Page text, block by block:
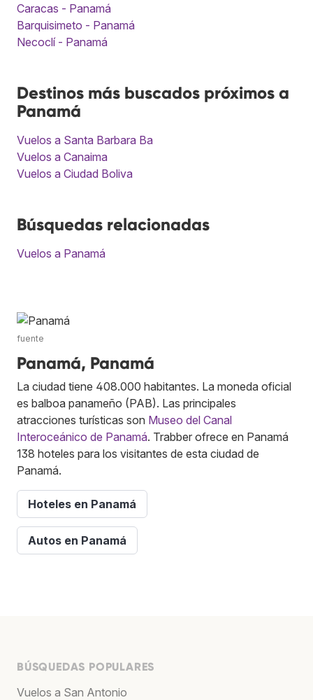
Caracas - Panamá
Barquisimeto - Panamá
Necoclí - Panamá
Destinos más buscados próximos a
Panamá
Vuelos a Santa Barbara Ba
Vuelos a Canaima
Vuelos a Ciudad Boliva
Búsquedas relacionadas
Vuelos a Panamá
fuente
Panamá, Panamá
La ciudad tiene 408.000 habitantes. La moneda oficial
es balboa panameño (PAB). Las principales
atracciones turísticas son Museo del Canal
Interoceánico de Panamá. Trabber ofrece en Panamá
138 hoteles para los visitantes de esta ciudad de
Panamá.
Hoteles en Panamá
Autos en Panamá
BÚSQUEDAS POPULARES
Vuelos a San Antonio